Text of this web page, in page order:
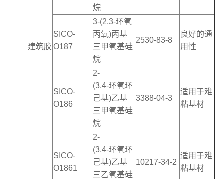
建筑胶
烷
SICO-
O187
3-(2,3-环氧
丙氧)丙基
三甲氧基硅
烷
2530-83-8
良好的通
用性
SICO-
O186
2-
(3,4-环氧环
己基)乙基
三甲氧基硅
烷
3388-04-3
适用于难
粘基材
SICO-
O1861
2-
(3,4-环氧环
己基)乙基
三乙氧基硅
10217-34-2
适用于难
粘基材